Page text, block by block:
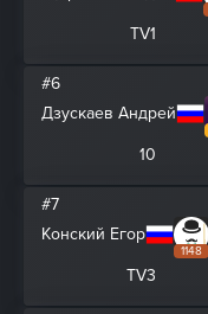
TV1
#6
Дзускаев Андрей
10
#7
Конский Егор
1148
TV3